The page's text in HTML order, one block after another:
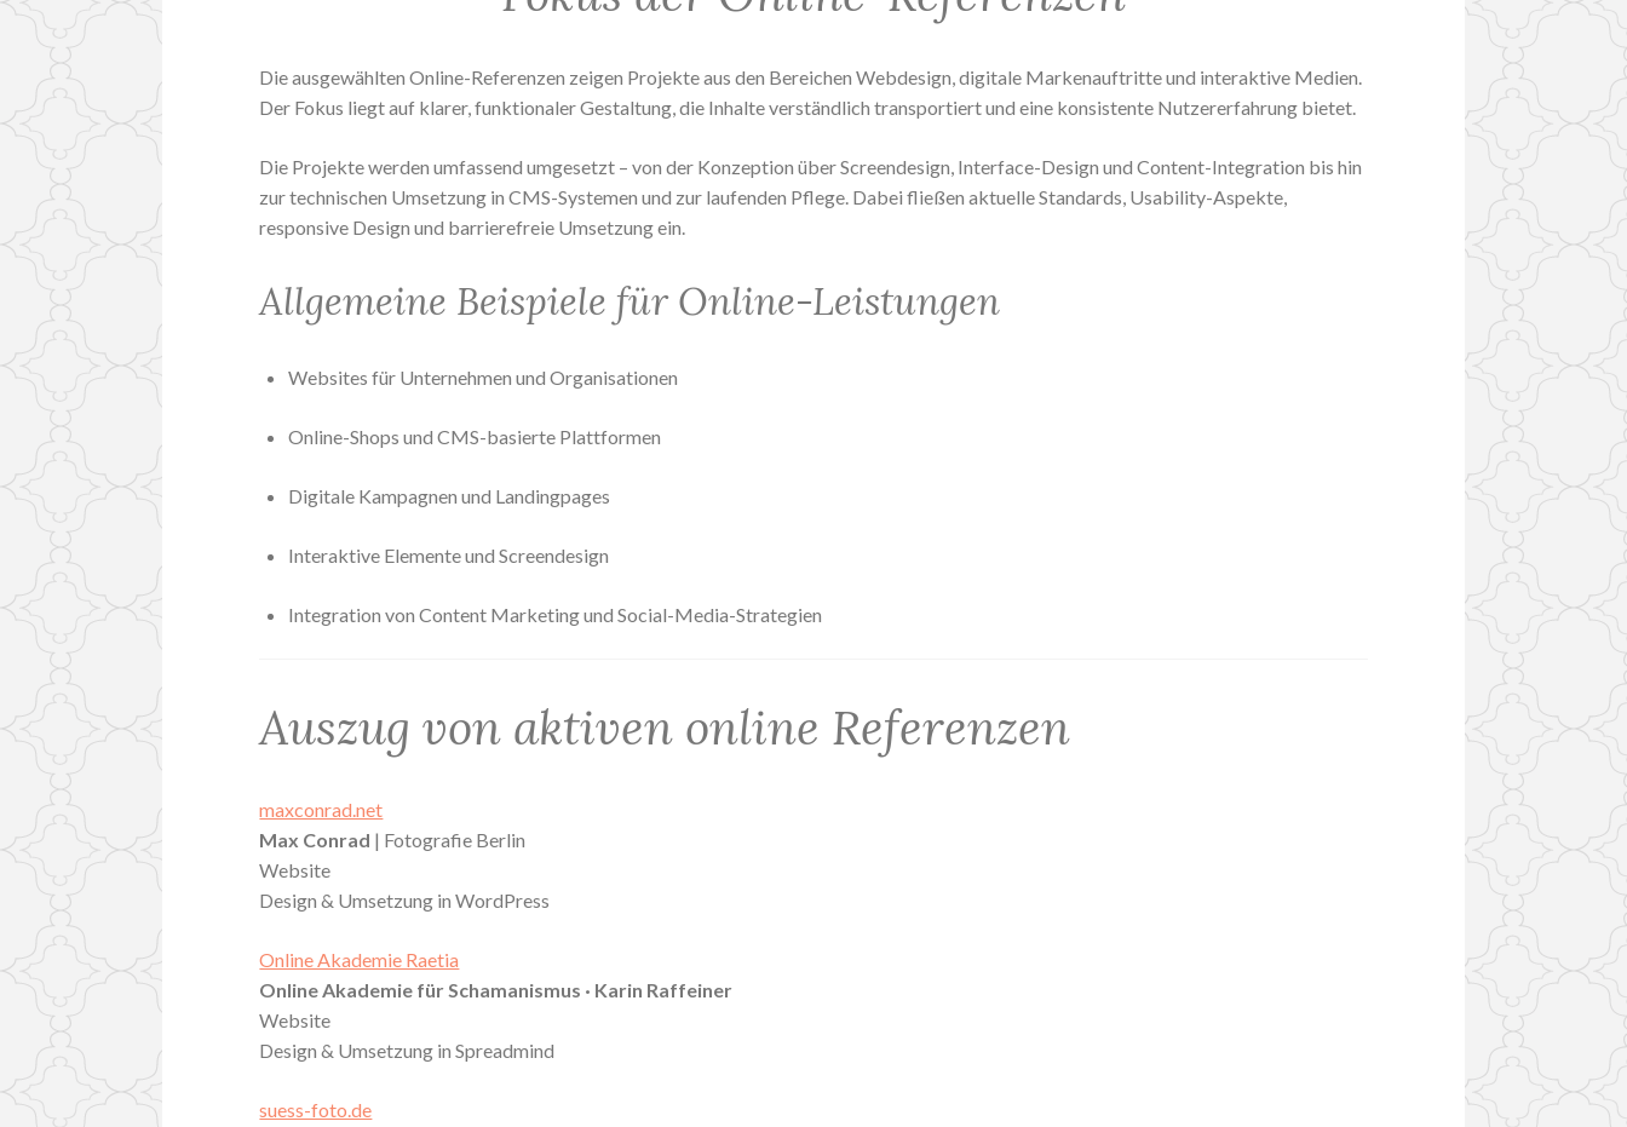
Die ausgewählten Online-Referenzen zeigen Projekte aus den Bereichen Webdesign, digitale Markenauftritte und interaktive Medien.
Der Fokus liegt auf klarer, funktionaler Gestaltung, die Inhalte verständlich transportiert und eine konsistente Nutzererfahrung bietet.
Die Projekte werden umfassend umgesetzt – von der Konzeption über Screendesign, Interface-Design und Content-Integration bis hin
zur technischen Umsetzung in CMS-Systemen und zur laufenden Pflege. Dabei fließen aktuelle Standards, Usability-Aspekte,
responsive Design und barrierefreie Umsetzung ein.
Allgemeine Beispiele für Online-Leistungen
Websites für Unternehmen und Organisationen
Online-Shops und CMS-basierte Plattformen
Digitale Kampagnen und Landingpages
Interaktive Elemente und Screendesign
Integration von Content Marketing und Social-Media-Strategien
Auszug von aktiven online Referenzen
maxconrad.net
Max Conrad | Fotografie Berlin
Website
Design & Umsetzung in WordPress
Online Akademie Raetia
Online Akademie für Schamanismus · Karin Raffeiner
Website
Design & Umsetzung in Spreadmind
suess-foto.de